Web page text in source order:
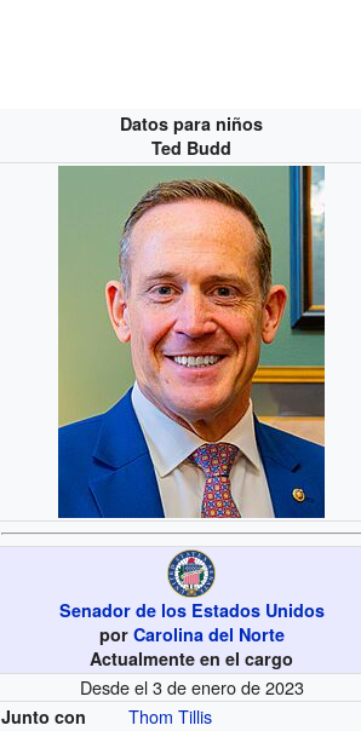
Datos para niños
Ted Budd
Senador de los Estados Unidos
por Carolina del Norte
Actualmente en el cargo
Desde el 3 de enero de 2023
Junto con Thom Tillis